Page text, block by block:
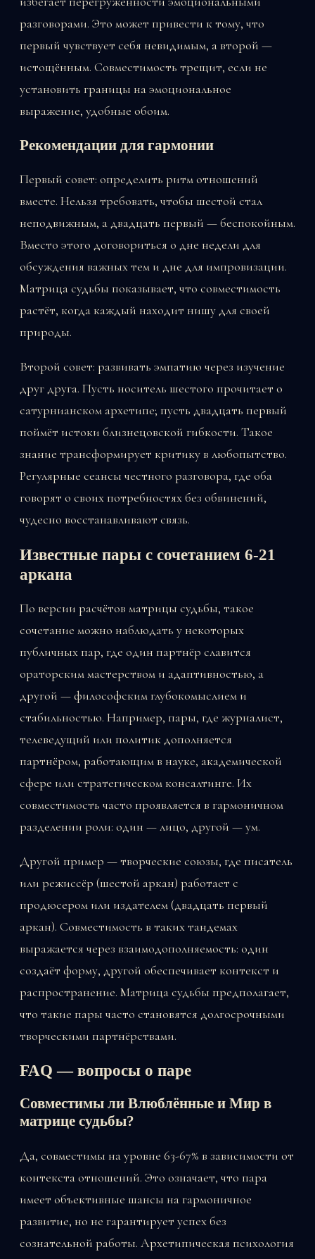
разговорами. Это может привести к тому, что
первый чувствует себя невидимым, а второй —
истощённым. Совместимость трещит, если не
установить границы на эмоциональное
выражение, удобные обоим.
Рекомендации для гармонии
Первый совет: определить ритм отношений
вместе. Нельзя требовать, чтобы шестой стал
неподвижным, а двадцать первый — беспокойным.
Вместо этого договориться о дне недели для
обсуждения важных тем и дне для импровизации.
Матрица судьбы показывает, что совместимость
растёт, когда каждый находит нишу для своей
природы.
Второй совет: развивать эмпатию через изучение
друг друга. Пусть носитель шестого прочитает о
сатурнианском архетипе; пусть двадцать первый
поймёт истоки близнецовской гибкости. Такое
знание трансформирует критику в любопытство.
Регулярные сеансы честного разговора, где оба
говорят о своих потребностях без обвинений,
чудесно восстанавливают связь.
Известные пары с сочетанием 6-21
аркана
По версии расчётов матрицы судьбы, такое
сочетание можно наблюдать у некоторых
публичных пар, где один партнёр славится
ораторским мастерством и адаптивностью, а
другой — философским глубокомыслием и
стабильностью. Например, пары, где журналист,
телеведущий или политик дополняется
партнёром, работающим в науке, академической
сфере или стратегическом консалтинге. Их
совместимость часто проявляется в гармоничном
разделении роли: один — лицо, другой — ум.
Другой пример — творческие союзы, где писатель
или режиссёр (шестой аркан) работает с
продюсером или издателем (двадцать первый
аркан). Совместимость в таких тандемах
выражается через взаимодополняемость: один
создаёт форму, другой обеспечивает контекст и
распространение. Матрица судьбы предполагает,
что такие пары часто становятся долгосрочными
творческими партнёрствами.
FAQ — вопросы о паре
Совместимы ли Влюблённые и Мир в
матрице судьбы?
Да, совместимы на уровне 63-67% в зависимости от
контекста отношений. Это означает, что пара
имеет объективные шансы на гармоничное
развитие, но не гарантирует успех без
сознательной работы. Архетипическая психология